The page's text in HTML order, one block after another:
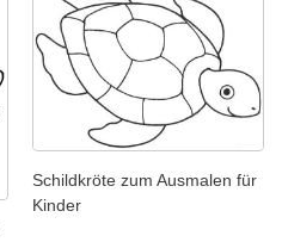
Schildkröte zum Ausmalen für
Kinder